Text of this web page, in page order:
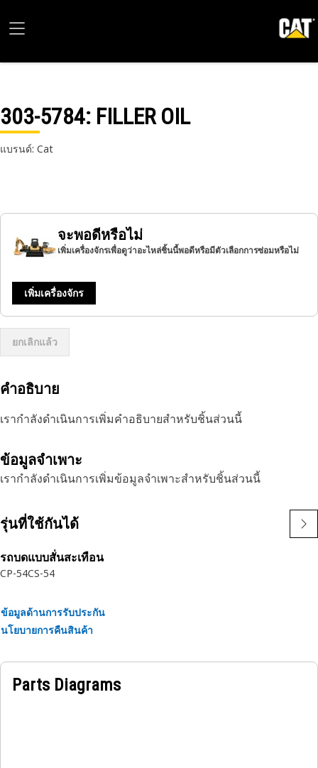
303-5784: FILLER OIL
แบรนด์: Cat
จะพอดีหรือไม่
เพิ่มเครื่องจักรเพื่อดูว่าอะไหล่ชิ้นนี้พอดีหรือมีตัวเลือกการซ่อมหรือไม่
เพิ่มเครื่องจักร
ยกเลิกแล้ว
คำอธิบาย
เรากำลังดำเนินการเพิ่มคำอธิบายสำหรับชิ้นส่วนนี้
ข้อมูลจำเพาะ
เรากำลังดำเนินการเพิ่มข้อมูลจำเพาะสำหรับชิ้นส่วนนี้
รุ่นที่ใช้กันได้
รถบดแบบสั่นสะเทือน
CP-54CS-54
ข้อมูลด้านการรับประกัน
นโยบายการคืนสินค้า
Parts Diagrams